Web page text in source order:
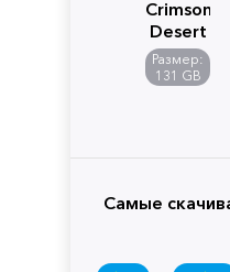
Crimson
Desert
Размер:
131 GB
Самые